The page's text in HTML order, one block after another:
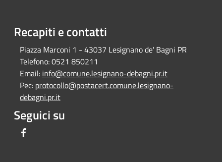
Recapiti e contatti
Piazza Marconi 1 - 43037 Lesignano de' Bagni PR
Telefono:0521 850211
Email: info@comune.lesignano-debagni.pr.it
Pec: protocollo@postacert.comune.lesignano-
debagni.pr.it
Seguici su